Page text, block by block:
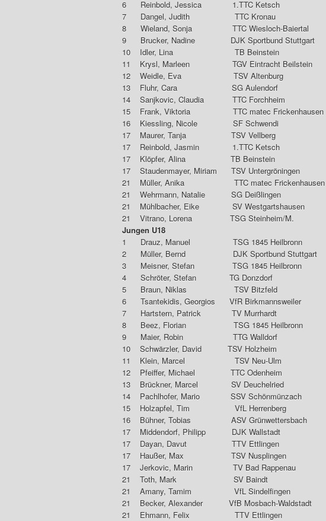
6 Reinbold, Jessica 1.TTC
7 Dangel, Judith TTC
8 Wieland, Sonja TTC Wiesloch-
9 Brucker, Nadine DJK Sportbund
10 Idler, Lina TB
11 Krysl, Marleen TGV Eintracht
12 Weidle, Eva TSV
13 Fluhr, Cara SG
14 Sanjkovic, Claudia TTC
15 Frank, Viktoria TTC matec
16 Kiessling, Nicole SF
17 Maurer, Tanja TSV
17 Reinbold, Jasmin 1.TTC
17 Klöpfer, Alina TB
17 Staudenmayer, Miriam TSV
21 Müller, Anika TTC matec
21 Wehrmann, Natalie SG
21 Mühlbacher, Eike SV
21 Vitrano, Lorena TSG Steinheim/
Jungen U18
1 Drauz, Manuel TSG 1845
2 Müller, Bernd DJK Sportbund
3 Meisner, Stefan TSG 1845
4 Schröter, Stefan TG
5 Braun, Niklas TSV
6 Tsantekidis, Georgios VfR
7 Hartstern, Patrick TV
8 Beez, Florian TSG 1845
9 Maier, Robin TTG
10 Schwärzler, David TSV
11 Klein, Marcel TSV Neu-
12 Pfeiffer, Michael TTC
13 Brückner, Marcel SV
14 Pachlhofer, Mario SSV
15 Holzapfel, Tim VfL
16 Bühner, Tobias ASV
17 Middendorf, Philipp DJK
17 Dayan, Davut TTV
17 Haußer, Max TSV
17 Jerkovic, Marin TV Bad
21 Toth, Mark SV
21 Amany, Tamim VfL
21 Becker, Alexander VfB Mosbach-
21 Ehmann, Felix TTV